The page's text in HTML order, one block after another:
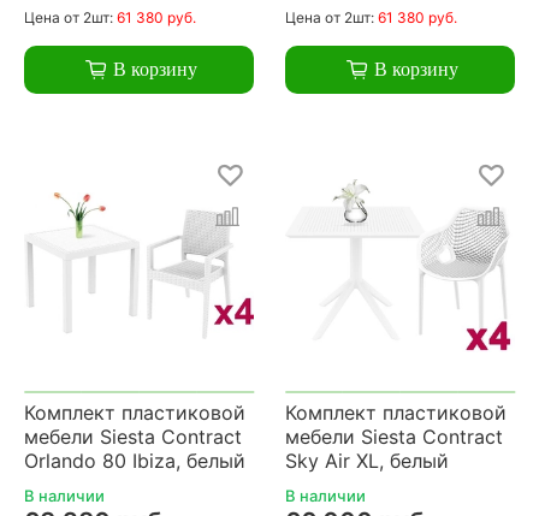
Цена от 2шт: 61 380 руб.
В корзину
Цена от 2шт: 61 380 руб.
В корзину
Комплект пластиковой
мебели Siesta Contract
Orlando 80 Ibiza, белый
В наличии
Комплект пластиковой
мебели Siesta Contract
Sky Air XL, белый
В наличии